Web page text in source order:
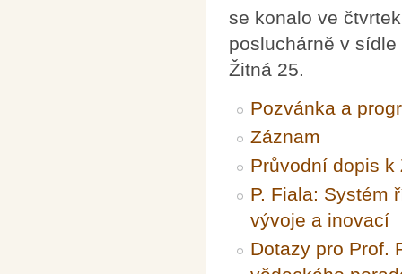
se konalo ve
posluchárně v
Žitná 25.
Pozvánka a
Záznam
Průvodní dopis k
P. Fiala: Systém
vývoje a inovací
Dotazy pro Prof.